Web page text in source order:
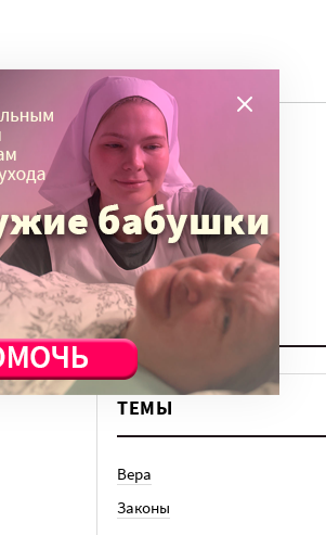
ТЕМЫ
Вера
Законы